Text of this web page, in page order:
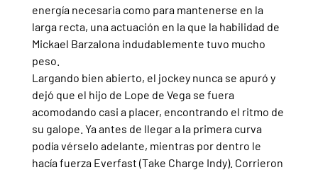
energía necesaria como para mantenerse en la
larga recta, una actuación en la que la habilidad de
Mickael Barzalona indudablemente tuvo mucho
peso.
Largando bien abierto, el jockey nunca se apuró y
dejó que el hijo de Lope de Vega se fuera
acomodando casi a placer, encontrando el ritmo de
su galope. Ya antes de llegar a la primera curva
podía vérselo adelante, mientras por dentro le
hacía fuerza Everfast (Take Charge Indy). Corrieron